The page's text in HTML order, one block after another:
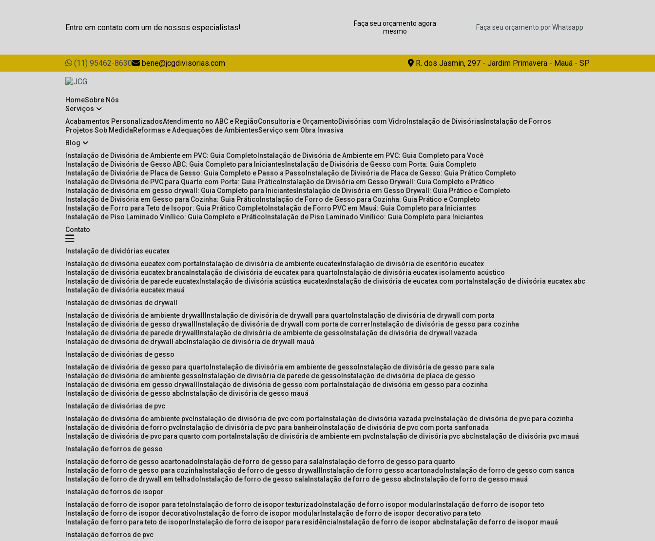
Entre em contato com um de nossos especialistas!
Faça seu orçamento agora
mesmo
Faça seu orçamento por Whatsapp
(11) 95462-8630 bene@jcgdivisorias.com R. dos Jasmin, 297 - Jardim Primavera - Mauá - SP
Home Sobre Nós
Serviços
Acabamentos Personalizados Atendimento no ABC e Região Consultoria e Orçamento Divisórias com Vidro Instalação de Divisórias Instalação de Forros
Projetos Sob Medida
Reformas e Adequações de Ambientes Serviço sem Obra Invasiva
Blog
Instalação de Divisória de Ambiente em PVC: Guia Completo Instalação de Divisória de Ambiente em PVC: Guia Completo para Você
Instalação de Divisória de Gesso ABC: Guia Completo para Iniciantes Instalação de Divisória de Gesso com Porta: Guia Completo
Instalação de Divisória de Placa de Gesso: Guia Completo e Passo a Passo Instalação de Divisória de Placa de Gesso: Guia Prático Completo
Instalação de Divisória de PVC para Quarto com Porta: Guia Prático Instalação de Divisória em Gesso Drywall: Guia Completo e Prático
Instalação de divisória em gesso drywall: Guia Completo para Iniciantes Instalação de Divisória em Gesso Drywall: Guia Prático e Completo
Instalação de Divisória em Gesso para Cozinha: Guia Prático Instalação de Forro de Gesso para Cozinha: Guia Prático e Completo
Instalação de Forro para Teto de Isopor: Guia Prático Completo Instalação de Forro PVC em Mauá: Guia Completo para Iniciantes
Instalação de Piso Laminado Vinílico: Guia Completo e Prático Instalação de Piso Laminado Vinílico: Guia Completo para Iniciantes
Contato
instalação de dividórias eucatex
instalação de divisória eucatex com porta instalação de divisória de ambiente eucatex instalação de divisória de escritório eucatex
instalação de divisória eucatex branca instalação de divisória de eucatex para quarto instalação de divisória eucatex isolamento acústico
instalação de divisória de parede eucatex instalação de divisória acústica eucatex instalação de divisória de eucatex com porta instalação de divisória eucatex abc
instalação de divisória eucatex mauá
instalação de divisórias de drywall
instalação de divisória de ambiente drywall
instalação de divisória de drywall para quarto instalação de divisória de drywall com porta
instalação de divisória de gesso drywall
instalação de divisória de drywall com porta de correr instalação de divisória de gesso para cozinha
instalação de divisória de parede drywall
instalação de divisória de ambiente de gesso instalação de divisória de drywall vazada
instalação de divisória de drywall abc instalação de divisória de drywall mauá
instalação de divisórias de gesso
instalação de divisória de gesso para quarto instalação de divisória em ambiente de gesso instalação de divisória de gesso para sala
instalação de divisória de ambiente gesso instalação de divisória de parede de gesso instalação de divisória de placa de gesso
instalação de divisória em gesso drywall
instalação de divisória de gesso com porta instalação de divisória em gesso para cozinha
instalação de divisória de gesso abc instalação de divisória de gesso mauá
instalação de divisórias de pvc
instalação de divisória de ambiente pvc instalação de divisória de pvc com porta instalação de divisória vazada pvc instalação de divisória de pvc para cozinha
instalação de divisória de forro pvc instalação de divisória de pvc para banheiro instalação de divisória de pvc com porta sanfonada
instalação de divisória de pvc para quarto com porta instalação de divisória de ambiente em pvc instalação de divisória pvc abc instalação de divisória pvc mauá
instalação de forros de gesso
instalação de forro de gesso acartonado instalação de forro de gesso para sala instalação de forro de gesso para quarto
instalação de forro de gesso para cozinha instalação de forro de gesso drywall instalação de forro gesso acartonado instalação de forro de gesso com sanca
instalação de forro de drywall em telhado instalação de forro de gesso sala instalação de forro de gesso abc instalação de forro de gesso mauá
instalação de forros de isopor
instalação de forro de isopor para teto instalação de forro de isopor texturizado instalação de forro isopor modular instalação de forro de isopor teto
instalação de forro de isopor decorativo instalação de forro de isopor modular instalação de forro de isopor decorativo para teto
instalação de forro para teto de isopor instalação de forro de isopor para residência instalação de forro de isopor abc instalação de forro de isopor mauá
instalação de forros de pvc